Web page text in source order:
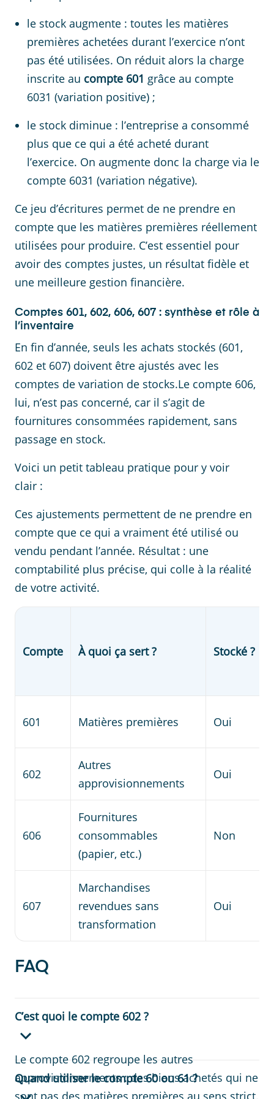
le stock augmente : toutes les matières
premières achetées durant l’exercice n’ont
pas été utilisées. On réduit alors la charge
inscrite au compte 601 grâce au compte
6031 (variation positive) ;
le stock diminue : l’entreprise a consommé
plus que ce qui a été acheté durant
l’exercice. On augmente donc la charge via le
compte 6031 (variation négative).
Ce jeu d’écritures permet de ne prendre en
compte que les matières premières réellement
utilisées pour produire. C’est essentiel pour
avoir des comptes justes, un résultat fidèle et
une meilleure gestion financière.
Comptes 601, 602, 606, 607 : synthèse et rôle à
l’inventaire
En fin d’année, seuls les achats stockés (601,
602 et 607) doivent être ajustés avec les
comptes de variation de stocks.Le compte 606,
lui, n’est pas concerné, car il s’agit de
fournitures consommées rapidement, sans
passage en stock.
Voici un petit tableau pratique pour y voir
clair :
Ces ajustements permettent de ne prendre en
compte que ce qui a vraiment été utilisé ou
vendu pendant l’année. Résultat : une
comptabilité plus précise, qui colle à la réalité
de votre activité.
Compte À quoi ça sert ? Stocké ?
601 Matières premières Oui
602
Autres
approvisionnements
Oui
606
Fournitures
consommables
(papier, etc.)
Non
607
Marchandises
revendues sans
transformation
Oui
FAQ
C’est quoi le compte 602 ?
Le compte 602 regroupe les autres
approvisionnements : des biens achetés qui ne
sont pas des matières premières au sens strict,
Quand utiliser le compte 60 ou 61 ?